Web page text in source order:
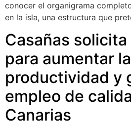
conocer el organigrama
en la isla, una estructura que
Casañas
para aumentar la
productividad y
empleo de
Canarias